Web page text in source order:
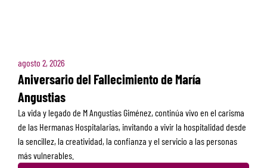
agosto 2, 2026
Aniversario del Fallecimiento de María
Angustias
La vida y legado de M Angustias Giménez, continúa vivo en el carisma
de las Hermanas Hospitalarias, invitando a vivir la hospitalidad desde
la sencillez, la creatividad, la confianza y el servicio a las personas
más vulnerables.